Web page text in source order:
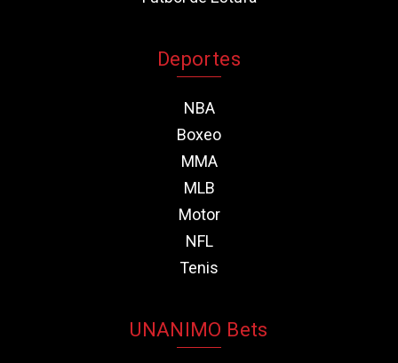
Deportes
NBA
Boxeo
MMA
MLB
Motor
NFL
Tenis
UNANIMO Bets